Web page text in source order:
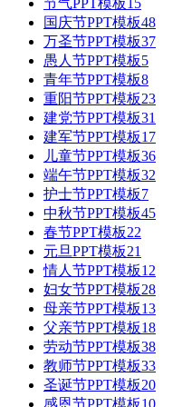
国庆节PPT模板48
万圣节PPT模板37
愚人节PPT模板5
青年节PPT模板8
重阳节PPT模板23
建党节PPT模板31
建军节PPT模板17
儿童节PPT模板36
端午节PPT模板32
护士节PPT模板7
中秋节PPT模板45
春节PPT模板22
元旦PPT模板21
情人节PPT模板12
妇女节PPT模板28
母亲节PPT模板13
父亲节PPT模板18
劳动节PPT模板38
教师节PPT模板33
圣诞节PPT模板20
感恩节PPT模板10